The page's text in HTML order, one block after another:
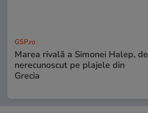
GSP.ro
Marea rivală a Simonei Halep, de
nerecunoscut pe plajele din
Grecia